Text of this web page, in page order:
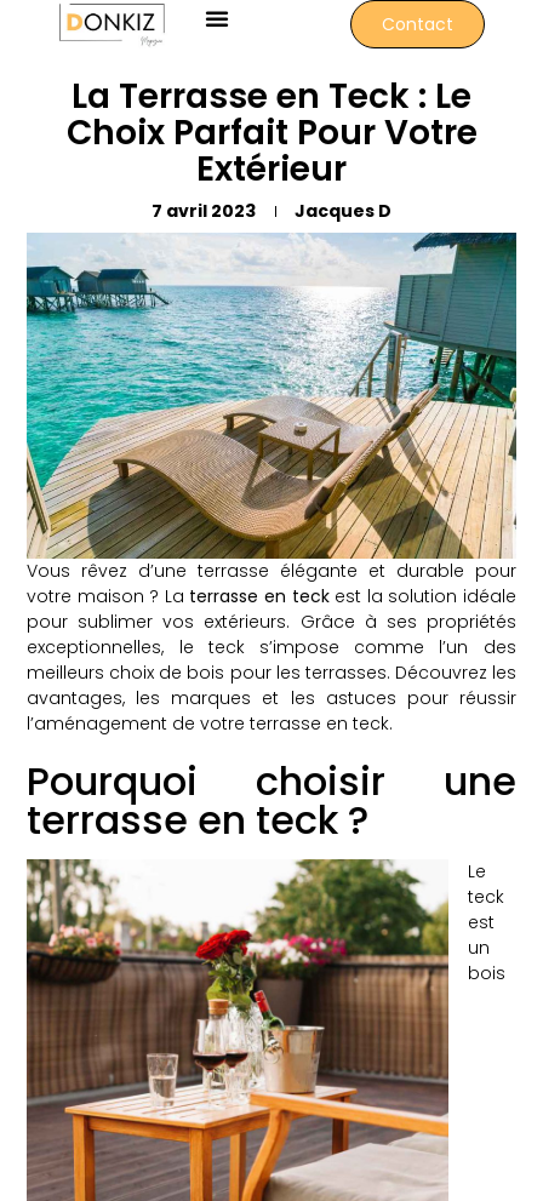
Contact
La Terrasse en Teck : Le
Choix Parfait Pour Votre
Extérieur
7 avril 2023 Jacques D
Vous rêvez d’une terrasse élégante et durable pour
votre maison ? La terrasse en teckest la solution idéale
pour sublimer vos extérieurs. Grâce à ses propriétés
exceptionnelles, le teck s’impose comme l’un des
meilleurs choix de bois pour les terrasses. Découvrez les
avantages, les marques et les astuces pour réussir
l’aménagement de votre terrasse en teck.
Pourquoi choisir une
terrasse en teck ?
Le
teck
est
un
bois